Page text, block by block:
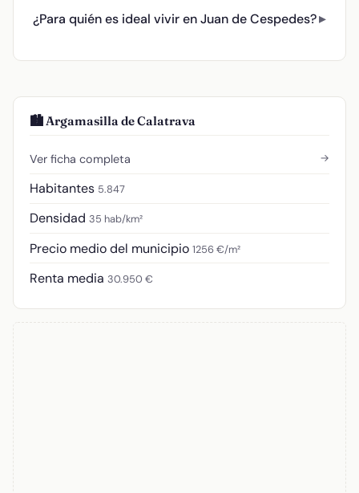
¿Para quién es ideal vivir en Juan de Cespedes?
🏙️ Argamasilla de Calatrava
Ver ficha completa →
Habitantes 5.847
Densidad 35 hab/km²
Precio medio del municipio 1256 €/m²
Renta media 30.950 €